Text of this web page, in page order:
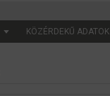
KÖZÉRDEKŰ ADATOK